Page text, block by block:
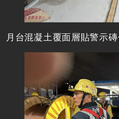
月台混凝土覆面層貼警示